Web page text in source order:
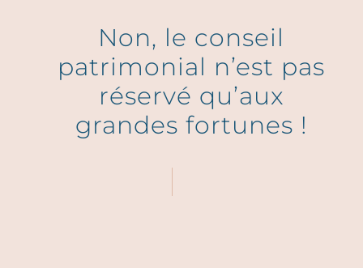
Non, le conseil
patrimonial n’est pas
réservé qu’aux
grandes fortunes !